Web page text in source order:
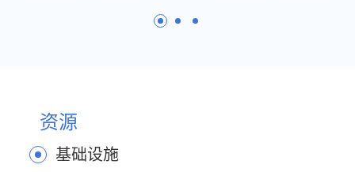
资源
基础设施